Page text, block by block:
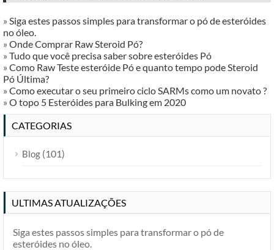
» Siga estes passos simples para transformar o pó de esteróides
no óleo.
» Onde Comprar Raw Steroid Pó?
» Tudo que você precisa saber sobre esteróides Pó
» Como Raw Teste esteróide Pó e quanto tempo pode Steroid
Pó Última?
» Como executar o seu primeiro ciclo SARMs como um novato ?
» O topo 5 Esteróides para Bulking em 2020
CATEGORIAS
Blog (101)
ULTIMAS ATUALIZAÇÕES
Siga estes passos simples para transformar o pó de
esteróides no óleo.